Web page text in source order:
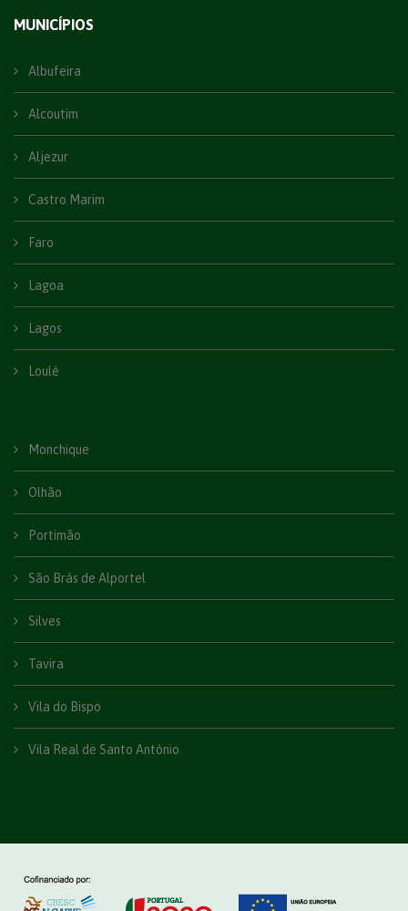
MUNICÍPIOS
Albufeira
Alcoutim
Aljezur
Castro Marim
Faro
Lagoa
Lagos
Loulé
Monchique
Olhão
Portimão
São Brás de Alportel
Silves
Tavira
Vila do Bispo
Vila Real de Santo António